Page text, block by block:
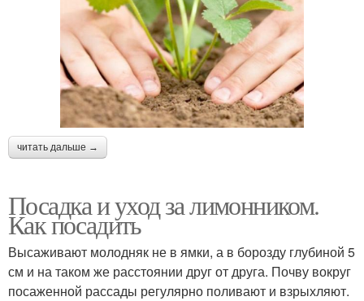
читать дальше →
Посадка и уход за лимонником.
Как посадить
Высаживают молодняк не в ямки, а в борозду глубиной 5
см и на таком же расстоянии друг от друга. Почву вокруг
посаженной рассады регулярно поливают и взрыхляют.